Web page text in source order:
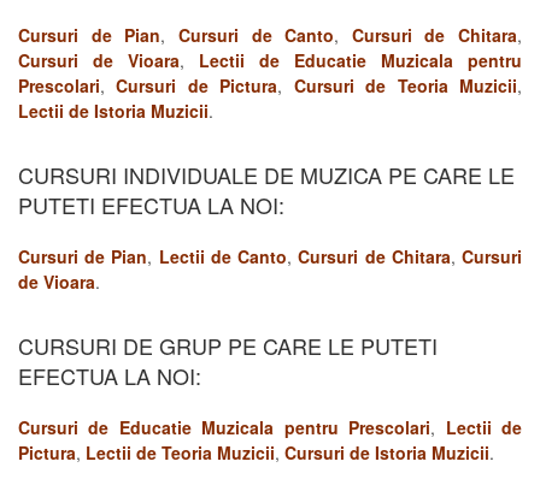
Cursuri de Pian, Cursuri de Canto, Cursuri de Chitara,
Cursuri de Vioara, Lectii de Educatie Muzicala pentru
Prescolari,Cursuri de Pictura, Cursuri de Teoria Muzicii,
Lectii de Istoria Muzicii.
CURSURI INDIVIDUALE DE MUZICA PE CARE LE
PUTETI EFECTUA LA NOI:
Cursuri de Pian, Lectii de Canto,Cursuri de Chitara,Cursuri
de Vioara.
CURSURI DE GRUP PE CARE LE PUTETI
EFECTUA LA NOI:
Cursuri de Educatie Muzicala pentru Prescolari, Lectii de
Pictura, Lectii de Teoria Muzicii, Cursuri de Istoria Muzicii.